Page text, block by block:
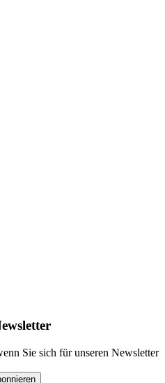
Sie sich für unseren Newsletter